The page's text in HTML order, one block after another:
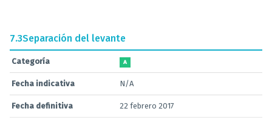
7.3Separación del levante
Categoría A
Fecha indicativa N/A
Fecha definitiva 22 febrero 2017